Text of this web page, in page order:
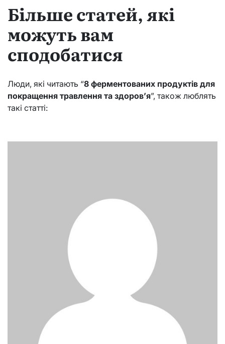
Більше статей, які
можуть вам
сподобатися
Люди, які читають “8 ферментованих продуктів для
покращення травлення та здоров’я”, також люблять
такі статті: